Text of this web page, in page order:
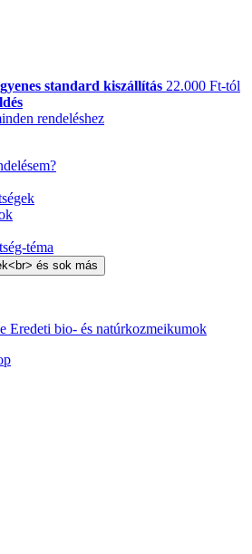
standard kiszállítás 22.000 Ft-tól
rendeléshez
téma
Eredeti bio- és natúrkozmeikumok